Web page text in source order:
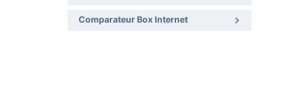
Comparateur Box Internet